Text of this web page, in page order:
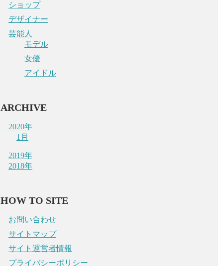
ショップ
デザイナー
芸能人
モデル
女優
アイドル
ARCHIVE
2020年
1月
2019年
2018年
HOW TO SITE
お問い合わせ
サイトマップ
サイト運営者情報
プライバシーポリシー